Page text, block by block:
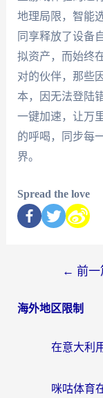
地理局限，智能
同享释放了设备
拟资产，而始终
对的伙伴，那些
本，因无法登陆
一键加速，让万
的呼喝，同步每
界。
Spread the love
← 前一
海外地区限制